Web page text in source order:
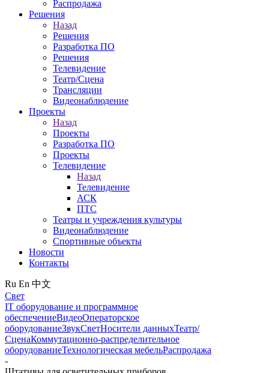
Распродажа
Решения
Назад
Решения
Разработка ПО
Решения
Телевидение
Театр/Сцена
Трансляции
Видеонаблюдение
Проекты
Назад
Проекты
Разработка ПО
Проекты
Телевидение
Назад
Телевидение
АСК
ПТС
Театры и учреждения культуры
Видеонаблюдение
Спортивные объекты
Новости
Контакты
Ru En 中文
Свет
IT оборудование и программное
обеспечениеВидеоОператорское
оборудованиеЗвукСветНосители данныхТеатр/
СценаКоммутационно-распределительное
оборудованиеТехнологическая мебельРаспродажа
-